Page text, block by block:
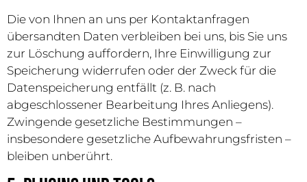
Die von Ihnen an uns per Kontaktanfragen
übersandten Daten verbleiben bei uns, bis Sie uns
zur Löschung auffordern, Ihre Einwilligung zur
Speicherung widerrufen oder der Zweck für die
Datenspeicherung entfällt (z. B. nach
abgeschlossener Bearbeitung Ihres Anliegens).
Zwingende gesetzliche Bestimmungen –
insbesondere gesetzliche Aufbewahrungsfristen –
bleiben unberührt.